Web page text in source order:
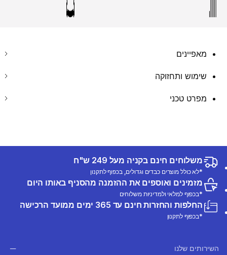
מאפיינים
שימוש ותחזוקה
מפרט טכני
משלוחים חינם בקניה מעל 249 ש"ח
*לא כולל מוצרים כבדים וגדולים, בכפוף לתקנון
מזמינים ואוספים את ההזמנה מהסניף באותו היום
*בכפוף למלאי ולמדיניות משלוחים
החלפות והחזרות חינם עד 365 ימים ממועד הרכישה
*בכפוף לתקנון
השירותים שלנו